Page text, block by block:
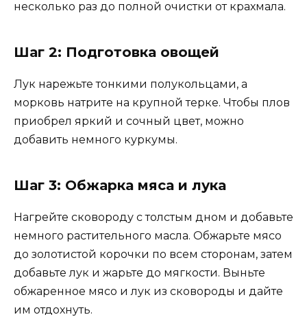
несколько раз до полной очистки от крахмала.
Шаг 2: Подготовка овощей
Лук нарежьте тонкими полукольцами, а
морковь натрите на крупной терке. Чтобы плов
приобрел яркий и сочный цвет, можно
добавить немного куркумы.
Шаг 3: Обжарка мяса и лука
Нагрейте сковороду с толстым дном и добавьте
немного растительного масла. Обжарьте мясо
до золотистой корочки по всем сторонам, затем
добавьте лук и жарьте до мягкости. Выньте
обжаренное мясо и лук из сковороды и дайте
им отдохнуть.